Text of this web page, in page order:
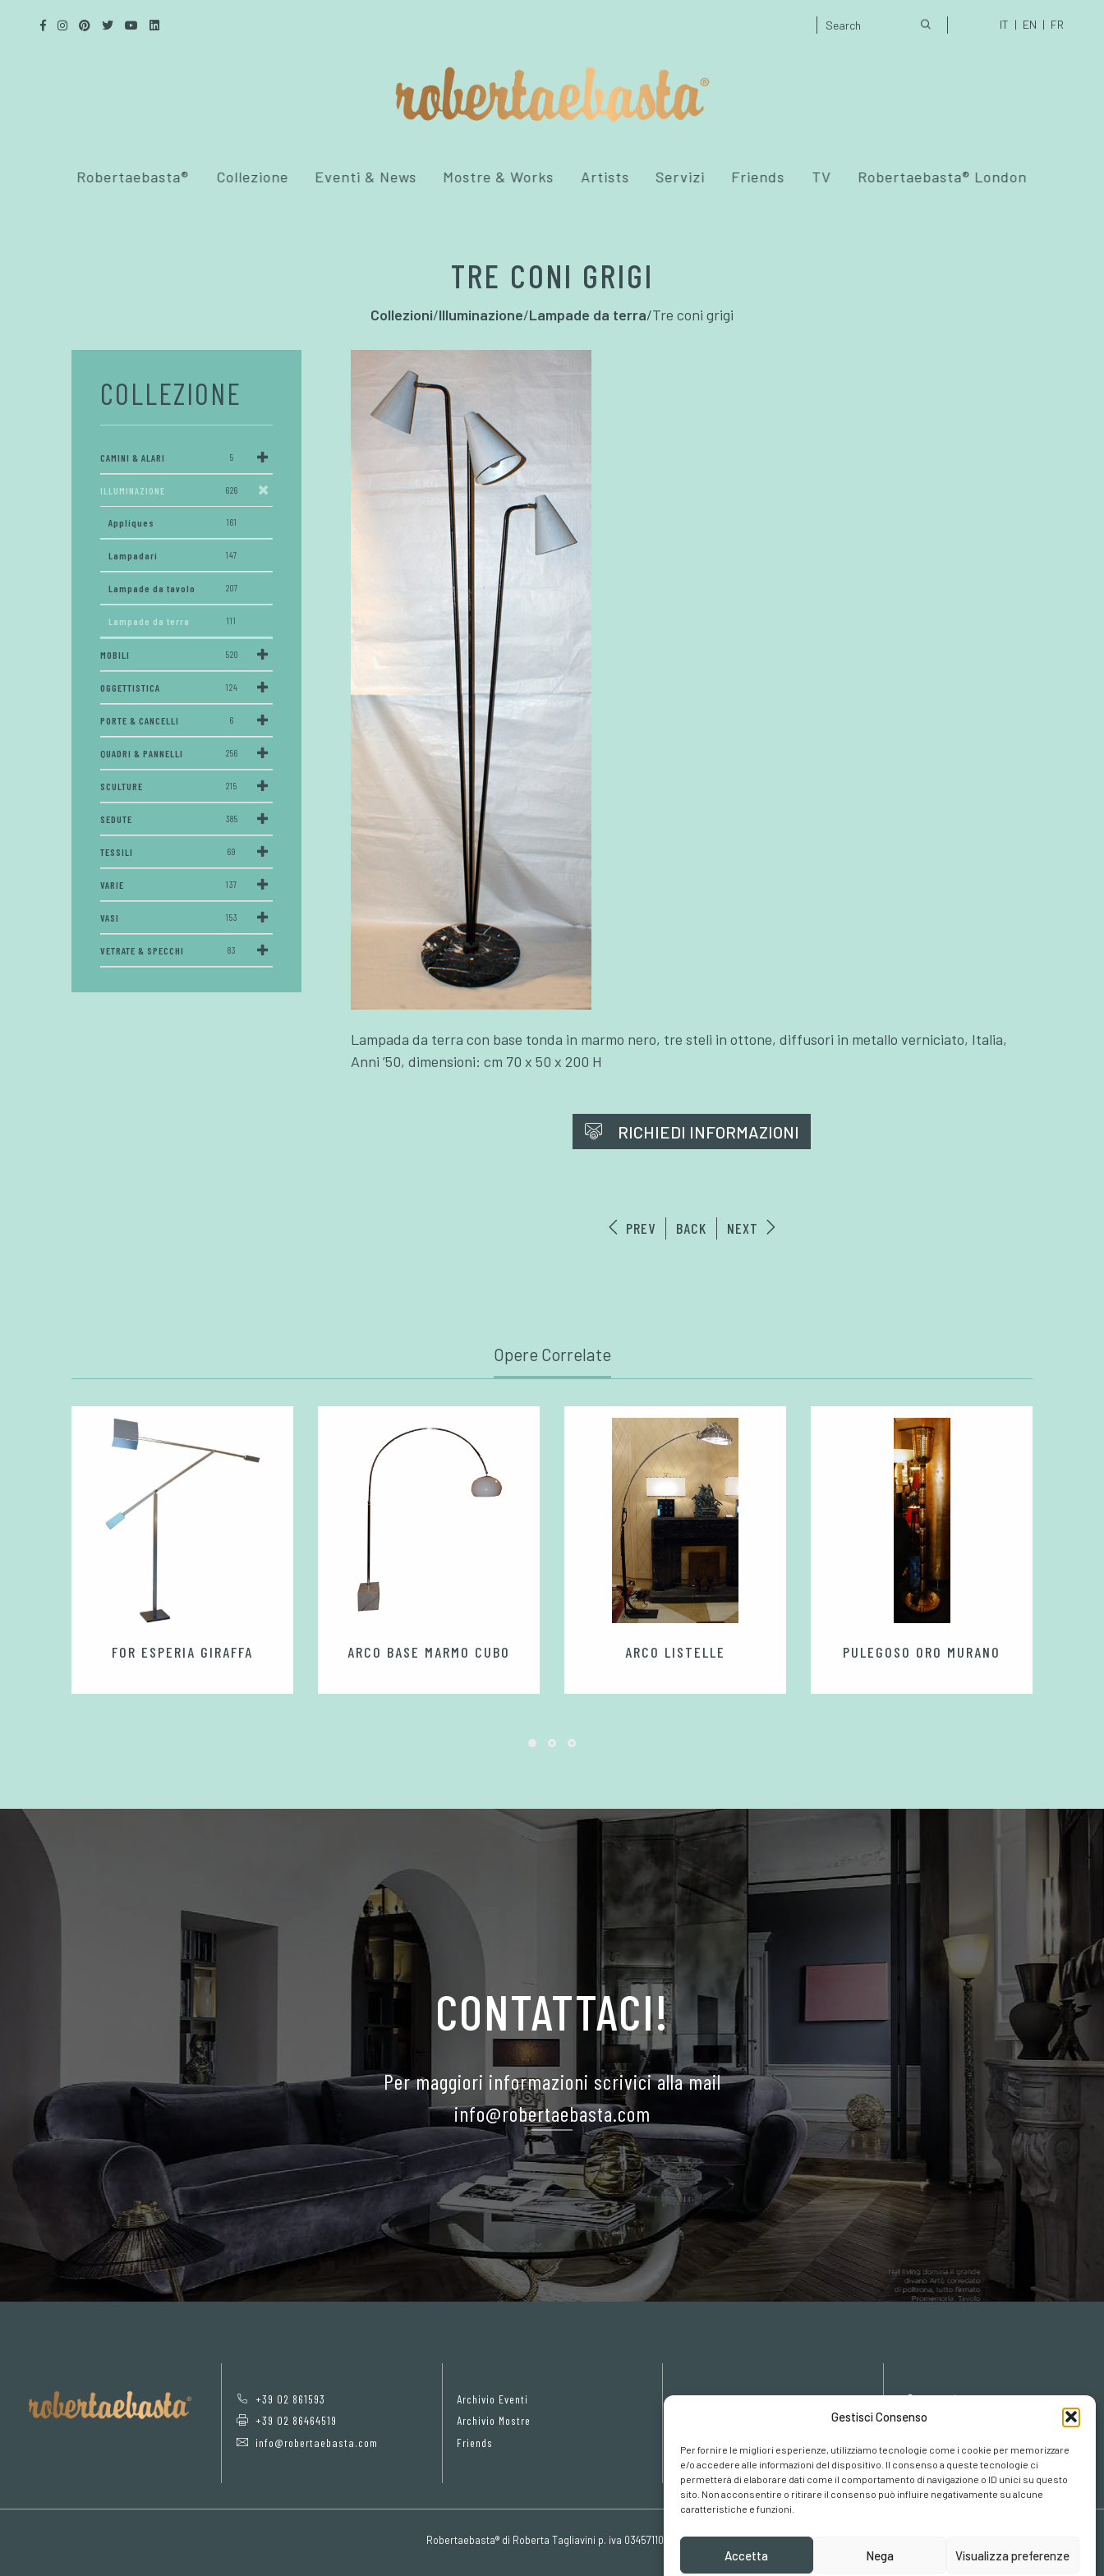
Gestisci Consenso
Per fornire le migliori esperienze, utilizziamo tecnologie come i cookie per memorizzare
e/o accedere alle informazioni del dispositivo. Il consenso a queste tecnologie ci
permetterà di elaborare dati come il comportamento di navigazione o ID unici su questo
sito. Non acconsentire o ritirare il consenso può influire negativamente su alcune
caratteristiche e funzioni.
Accetta Nega Visualizza preferenze
IT EN FR
Robertaebasta® Collezione Eventi & News Mostre & Works Artists Servizi Friends TV Robertaebasta® London
TRE CONI GRIGI
Collezioni/Illuminazione/Lampade da terra/Tre coni grigi
Lampada da terra con base tonda in marmo nero, tre steli in ottone, diffusori in metallo verniciato, Italia,
Anni ’50, dimensioni: cm 70 x 50 x 200 H
RICHIEDI INFORMAZIONI
PREV BACK NEXT
COLLEZIONE
CAMINI & ALARI 5
ILLUMINAZIONE 626
Appliques 161
Lampadari 147
Lampade da tavolo 207
Lampade da terra 111
MOBILI 520
OGGETTISTICA 124
PORTE & CANCELLI 6
QUADRI & PANNELLI 256
SCULTURE 215
SEDUTE 385
TESSILI 69
VARIE 137
VASI 153
VETRATE & SPECCHI 83
Opere Correlate
FOR ESPERIA GIRAFFA ARCO BASE MARMO CUBO ARCO LISTELLE PULEGOSO ORO MURANO
CONTATTACI!
Per maggiori informazioni scrivici alla mail
info@robertaebasta.com
+39 02 861593
+39 02 86464519
info@robertaebasta.com
Archivio Eventi
Archivio Mostre
Friends
Privacy Policy
Robertaebasta® di Roberta Tagliavini p. iva 03457110157